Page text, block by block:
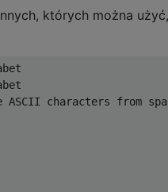
których można
characters from